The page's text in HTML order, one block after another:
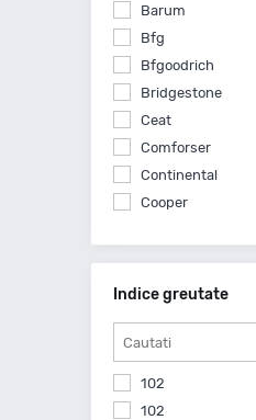
Barum
Bfg
Bfgoodrich
Bridgestone
Ceat
Comforser
Continental
Cooper
Fortune
Fulda
Indice greutate
102
102